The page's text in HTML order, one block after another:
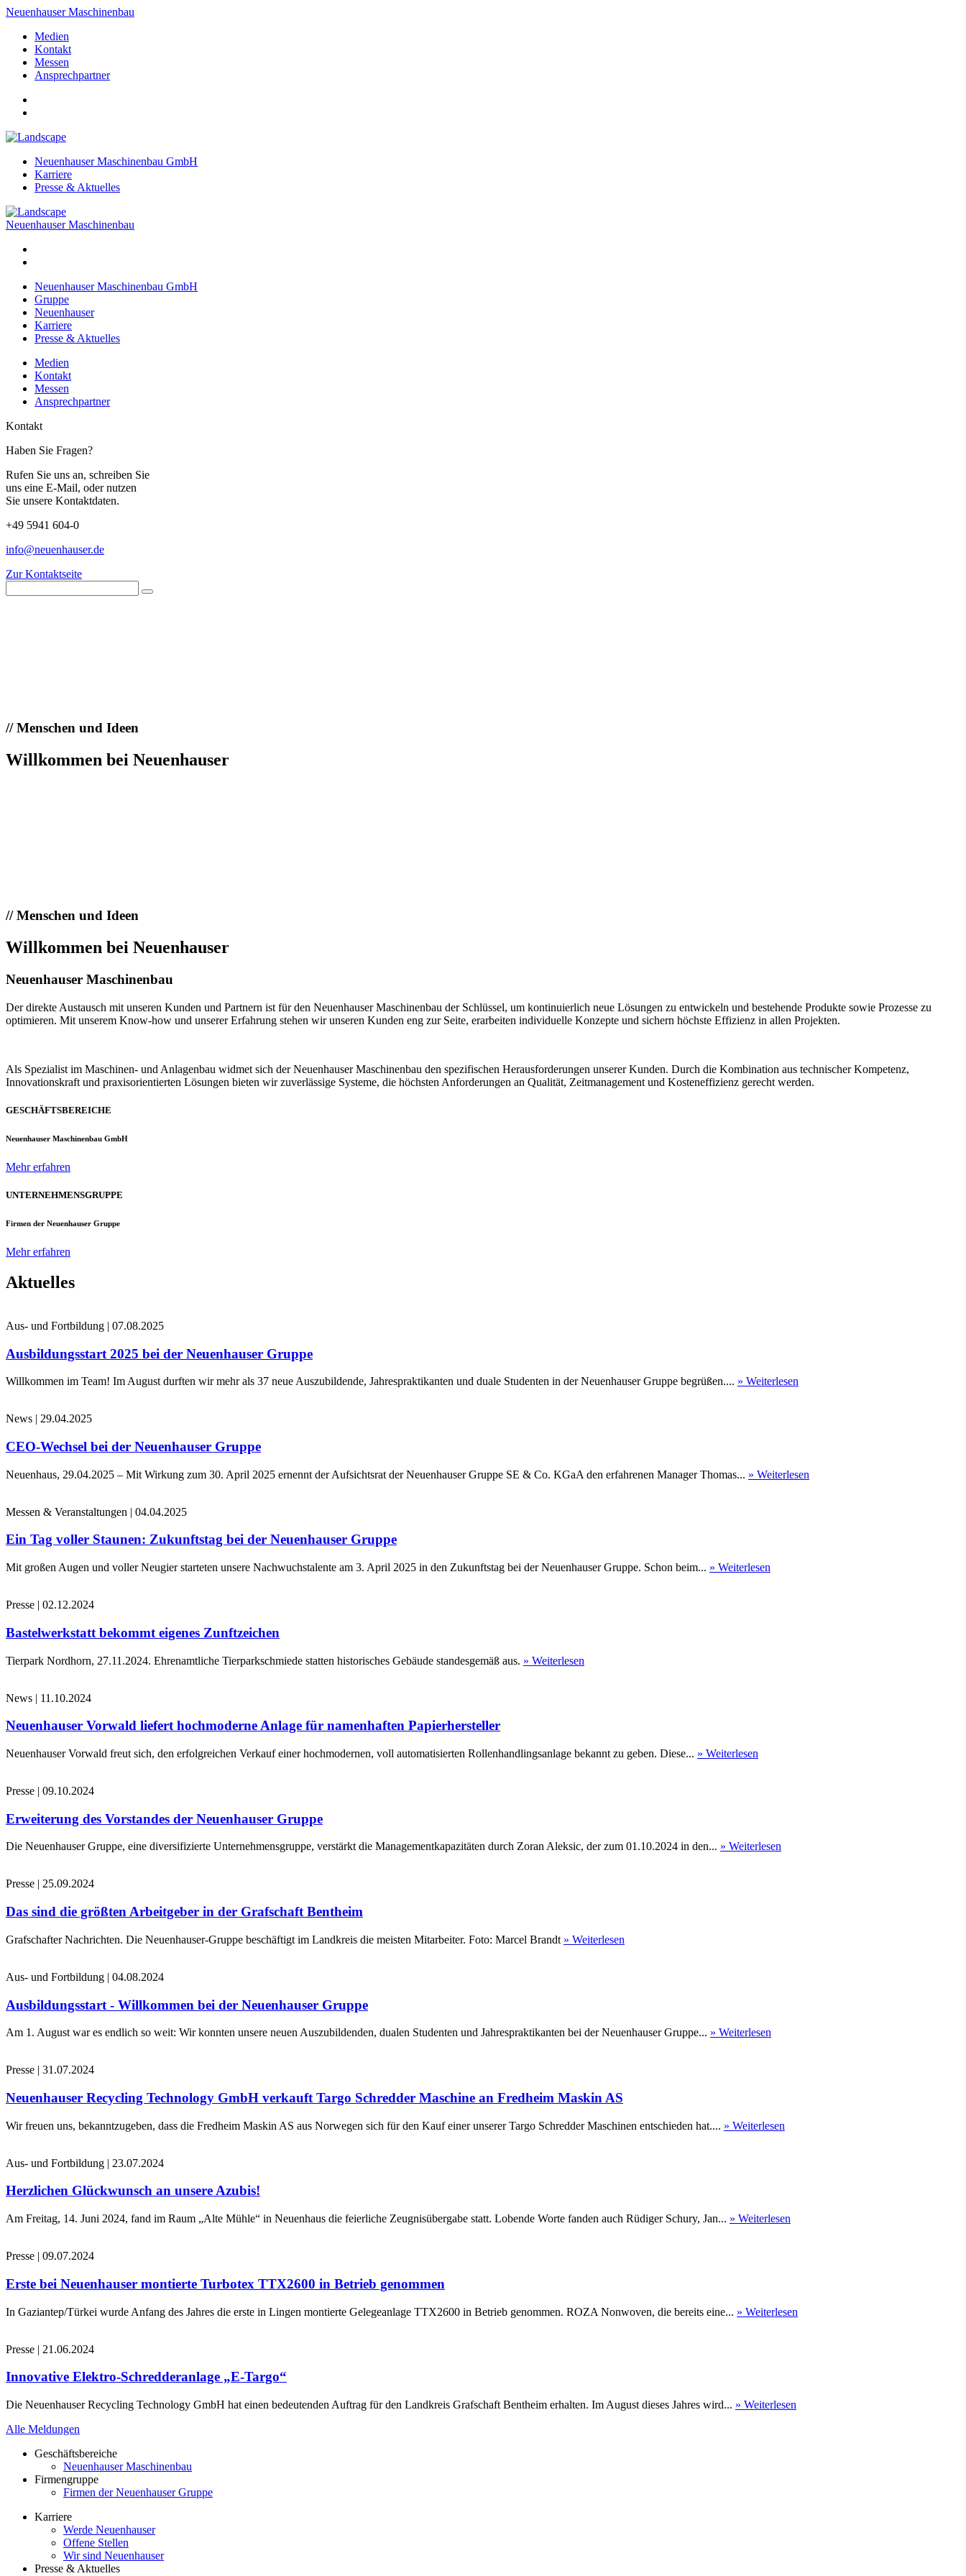
Neuenhauser Maschinenbau
Medien
Kontakt
Messen
Ansprechpartner
Neuenhauser Maschinenbau GmbH
Karriere
Presse & Aktuelles
Neuenhauser Maschinenbau
Neuenhauser Maschinenbau GmbH
Gruppe
Neuenhauser
Karriere
Presse & Aktuelles
Medien
Kontakt
Messen
Ansprechpartner
Kontakt
Haben Sie Fragen?
Rufen Sie uns an, schreiben Sie
uns eine E-Mail, oder nutzen
Sie unsere Kontaktdaten.
+49 5941 604-0
info@neuenhauser.de
Zur Kontaktseite
//Menschen und Ideen
Willkommen bei Neuenhauser
//Menschen und Ideen
Willkommen bei Neuenhauser
Neuenhauser Maschinenbau
Der direkte Austausch mit unseren Kunden und Partnern ist für den Neuenhauser Maschinenbau der Schlüssel, um kontinuierlich neue Lösungen zu entwickeln und bestehende Produkte sowie Prozesse zu
optimieren. Mit unserem Know-how und unserer Erfahrung stehen wir unseren Kunden eng zur Seite, erarbeiten individuelle Konzepte und sichern höchste Effizienz in allen Projekten.
Als Spezialist im Maschinen- und Anlagenbau widmet sich der Neuenhauser Maschinenbau den spezifischen Herausforderungen unserer Kunden. Durch die Kombination aus technischer Kompetenz,
Innovationskraft und praxisorientierten Lösungen bieten wir zuverlässige Systeme, die höchsten Anforderungen an Qualität, Zeitmanagement und Kosteneffizienz gerecht werden.
GESCHÄFTSBEREICHE
Neuenhauser Maschinenbau GmbH
Mehr erfahren
UNTERNEHMENSGRUPPE
Firmen der Neuenhauser Gruppe
Mehr erfahren
Aktuelles
Aus- und Fortbildung | 07.08.2025
Ausbildungsstart 2025 bei der Neuenhauser Gruppe
Willkommen im Team! Im August durften wir mehr als 37 neue Auszubildende, Jahrespraktikanten und duale Studenten in der Neuenhauser Gruppe begrüßen.... » Weiterlesen
News | 29.04.2025
CEO-Wechsel bei der Neuenhauser Gruppe
Neuenhaus, 29.04.2025 – Mit Wirkung zum 30. April 2025 ernennt der Aufsichtsrat der Neuenhauser Gruppe SE & Co. KGaA den erfahrenen Manager Thomas... » Weiterlesen
Messen & Veranstaltungen | 04.04.2025
Ein Tag voller Staunen: Zukunftstag bei der Neuenhauser Gruppe
Mit großen Augen und voller Neugier starteten unsere Nachwuchstalente am 3. April 2025 in den Zukunftstag bei der Neuenhauser Gruppe. Schon beim... » Weiterlesen
Presse | 02.12.2024
Bastelwerkstatt bekommt eigenes Zunftzeichen
Tierpark Nordhorn, 27.11.2024. Ehrenamtliche Tierparkschmiede statten historisches Gebäude standesgemäß aus. » Weiterlesen
News | 11.10.2024
Neuenhauser Vorwald liefert hochmoderne Anlage für namenhaften Papierhersteller
Neuenhauser Vorwald freut sich, den erfolgreichen Verkauf einer hochmodernen, voll automatisierten Rollenhandlingsanlage bekannt zu geben. Diese... » Weiterlesen
Presse | 09.10.2024
Erweiterung des Vorstandes der Neuenhauser Gruppe
Die Neuenhauser Gruppe, eine diversifizierte Unternehmensgruppe, verstärkt die Managementkapazitäten durch Zoran Aleksic, der zum 01.10.2024 in den... » Weiterlesen
Presse | 25.09.2024
Das sind die größten Arbeitgeber in der Grafschaft Bentheim
Grafschafter Nachrichten. Die Neuenhauser-Gruppe beschäftigt im Landkreis die meisten Mitarbeiter. Foto: Marcel Brandt » Weiterlesen
Aus- und Fortbildung | 04.08.2024
Ausbildungsstart - Willkommen bei der Neuenhauser Gruppe
Am 1. August war es endlich so weit: Wir konnten unsere neuen Auszubildenden, dualen Studenten und Jahrespraktikanten bei der Neuenhauser Gruppe... » Weiterlesen
Presse | 31.07.2024
Neuenhauser Recycling Technology GmbH verkauft Targo Schredder Maschine an Fredheim Maskin AS
Wir freuen uns, bekanntzugeben, dass die Fredheim Maskin AS aus Norwegen sich für den Kauf einer unserer Targo Schredder Maschinen entschieden hat.... » Weiterlesen
Aus- und Fortbildung | 23.07.2024
Herzlichen Glückwunsch an unsere Azubis!
Am Freitag, 14. Juni 2024, fand im Raum „Alte Mühle“ in Neuenhaus die feierliche Zeugnisübergabe statt. Lobende Worte fanden auch Rüdiger Schury, Jan... » Weiterlesen
Presse | 09.07.2024
Erste bei Neuenhauser montierte Turbotex TTX2600 in Betrieb genommen
In Gaziantep/Türkei wurde Anfang des Jahres die erste in Lingen montierte Gelegeanlage TTX2600 in Betrieb genommen. ROZA Nonwoven, die bereits eine... » Weiterlesen
Presse | 21.06.2024
Innovative Elektro-Schredderanlage „E-Targo“
Die Neuenhauser Recycling Technology GmbH hat einen bedeutenden Auftrag für den Landkreis Grafschaft Bentheim erhalten. Im August dieses Jahres wird... » Weiterlesen
Alle Meldungen
Geschäftsbereiche
Neuenhauser Maschinenbau
Firmengruppe
Firmen der Neuenhauser Gruppe
Karriere
Werde Neuenhauser
Offene Stellen
Wir sind Neuenhauser
Presse & Aktuelles